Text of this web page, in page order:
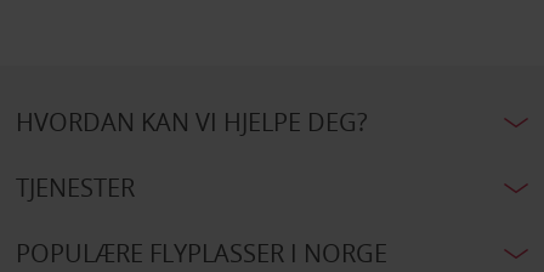
HVORDAN KAN VI HJELPE DEG?
TJENESTER
POPULÆRE FLYPLASSER I NORGE